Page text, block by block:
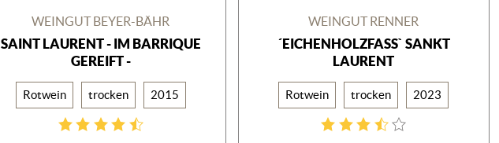
WEINGUT BEYER-BÄHR
SAINT LAURENT - IM BARRIQUE
GEREIFT -
Rotwein trocken 2015
WEINGUT RENNER
´EICHENHOLZFASS` SANKT
LAURENT
Rotwein trocken 2023